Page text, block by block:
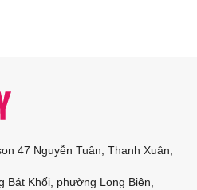
47 Nguyễn Tuân, Thanh Xuân,
Bát Khối, phường Long Biên,